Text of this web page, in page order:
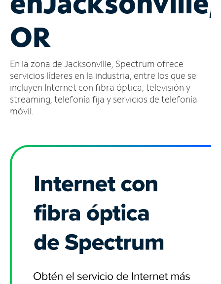
cuenta
Encuentra
tienda
OR
En la zona de Jacksonville, Spectrum ofrece
servicios líderes en la industria, entre los que se
incluyen Internet con fibra óptica, televisión y
streaming, telefonía fija y servicios de telefonía
móvil.